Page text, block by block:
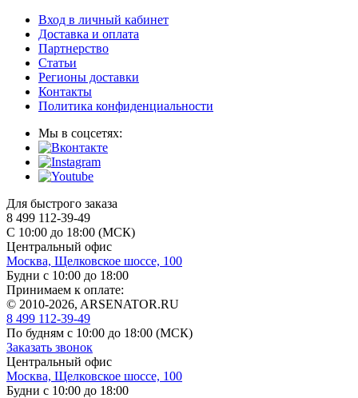
Вход в личный кабинет
Доставка и оплата
Партнерство
Статьи
Регионы доставки
Контакты
Политика конфиденциальности
Мы в соцсетях:
Для быстрого заказа
8 499 112-39-49
С 10:00 до 18:00 (МСК)
Центральный офис
Москва, Щелковское шоссе, 100
Будни с 10:00 до 18:00
Принимаем к оплате:
© 2010-2026, ARSENATOR.RU
8 499 112-39-49
По будням с 10:00 до 18:00 (МСК)
Заказать звонок
Центральный офис
Москва, Щелковское шоссе, 100
Будни с 10:00 до 18:00